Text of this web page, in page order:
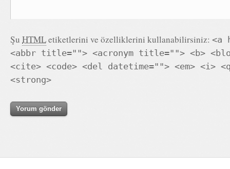
Şu HTMLetiketlerini ve özelliklerini kullanabilirsiniz: <a
<abbr title=""> <acronym title=""> <b>
<cite> <code> <del datetime=""> <em> <i>
<strong>